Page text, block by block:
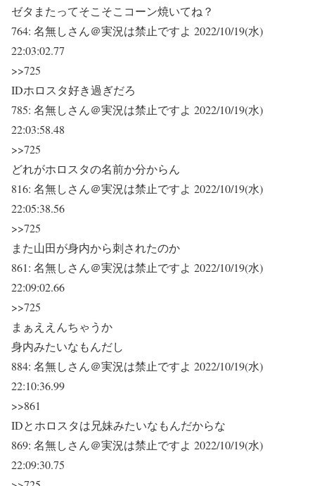
ゼタまたってそこそこコーン焼いてね？
764: 名無しさん＠実況は禁止ですよ 2022/10/19(水)
22:03:02.77
>>725
IDホロスタ好き過ぎだろ
785: 名無しさん＠実況は禁止ですよ 2022/10/19(水)
22:03:58.48
>>725
どれがホロスタの名前か分からん
816: 名無しさん＠実況は禁止ですよ 2022/10/19(水)
22:05:38.56
>>725
また山田が身内から刺されたのか
861: 名無しさん＠実況は禁止ですよ 2022/10/19(水)
22:09:02.66
>>725
まぁええんちゃうか
身内みたいなもんだし
884: 名無しさん＠実況は禁止ですよ 2022/10/19(水)
22:10:36.99
>>861
IDとホロスタは兄妹みたいなもんだからな
869: 名無しさん＠実況は禁止ですよ 2022/10/19(水)
22:09:30.75